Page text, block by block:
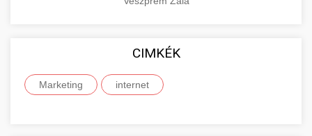
CIMKÉK
Marketing internet